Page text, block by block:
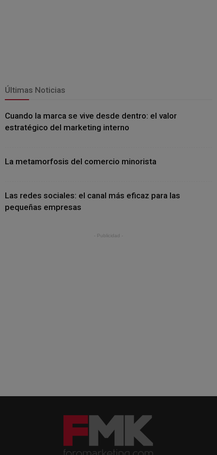
Últimas Noticias
Cuando la marca se vive desde dentro: el valor
estratégico del marketing interno
La metamorfosis del comercio minorista
Las redes sociales: el canal más eficaz para las
pequeñas empresas
- Publicidad -